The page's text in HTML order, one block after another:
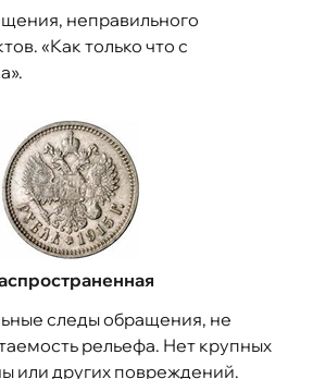
неправильного
«Как только что с
следы обращения, не
рельефа. Нет крупных
или других повреждений.